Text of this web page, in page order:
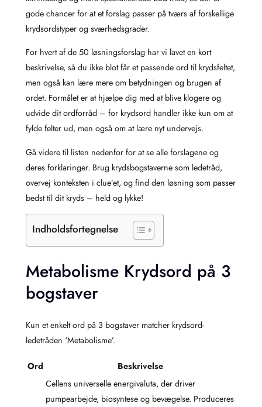
gode chancer for at et forslag passer på tværs af forskellige
krydsordstyper og sværhedsgrader.
For hvert af de 50 løsningsforslag har vi lavet en kort
beskrivelse, så du ikke blot får et passende ord til krydsfeltet,
men også kan lære mere om betydningen og brugen af
ordet. Formålet er at hjælpe dig med at blive klogere og
udvide dit ordforråd – for krydsord handler ikke kun om at
fylde felter ud, men også om at lære nyt undervejs.
Gå videre til listen nedenfor for at se alle forslagene og
deres forklaringer. Brug krydsbogstaverne som ledetråd,
overvej konteksten i clue’et, og find den løsning som passer
bedst til dit kryds – held og lykke!
Indholdsfortegnelse
Metabolisme Krydsord på 3
bogstaver
Kun et enkelt ord på 3 bogstaver matcher krydsord-
ledetråden ‘Metabolisme’.
Ord Beskrivelse
Cellens universelle energivaluta, der driver
pumpearbejde, biosyntese og bevægelse. Produceres